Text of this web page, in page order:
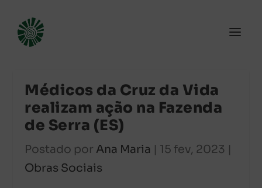
Médicos da Cruz da Vida
realizam ação na Fazenda
de Serra (ES)
Postado por Ana Maria | 15 fev, 2023 |
Obras Sociais